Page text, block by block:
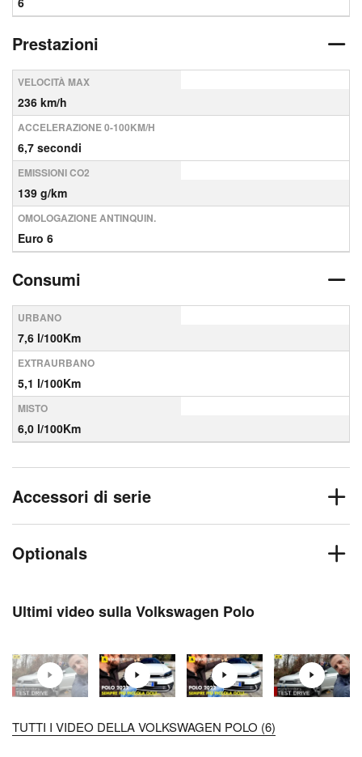
Prestazioni
VELOCITÀ MAX
236 km/h
ACCELERAZIONE 0-100KM/H
6,7 secondi
EMISSIONI CO2
139 g/km
OMOLOGAZIONE ANTINQUIN.
Euro 6
Consumi
URBANO
7,6 l/100Km
EXTRAURBANO
5,1 l/100Km
MISTO
6,0 l/100Km
Accessori di serie
Optionals
Ultimi video sulla Volkswagen Polo
TUTTI I VIDEO DELLA VOLKSWAGEN POLO (6)